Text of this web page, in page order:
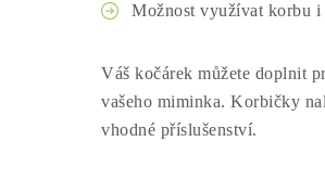
Možnost využívat korbu i
Váš kočárek můžete doplnit
vašeho miminka. Korbičky
vhodné příslušenství.